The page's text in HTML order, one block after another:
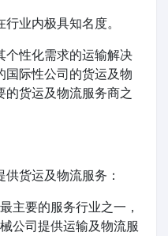
业内极具知名度。
个性化需求的运输解决
国际性公司的货运及物
货运及物流服务商之
货运及物流服务：
主要的服务行业之一，
公司提供运输及物流服